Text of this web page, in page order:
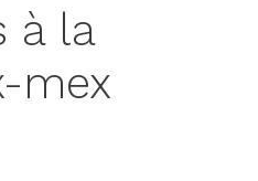
à la
mex